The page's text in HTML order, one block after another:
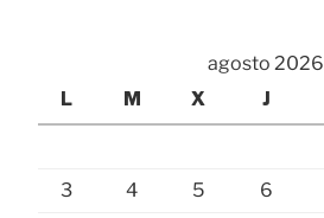
agosto 2026
L
M X J
3
4 5 6